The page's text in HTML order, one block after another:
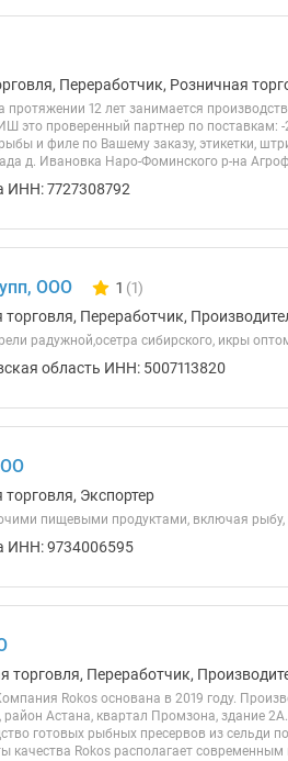
Переработчик, Розничная
12 лет занимается
это проверенный партнер по поставкам: -
и филе по Вашему заказу, этикетки,
д. Ивановка Наро-Фоминского р-на
ИНН: 7727308792
ООО Количество отзывов у
1 (1)
Переработчик,
радужной,осетра сибирского, икры
область ИНН: 5007113820
Экспортер
пищевыми продуктами, включая
ИНН: 9734006595
торговля, Переработчик,
Rokos основана в 2019 году.
район Астана, квартал Промзона, здание
готовых рыбных пресервов из сельди
качества Rokos располагает